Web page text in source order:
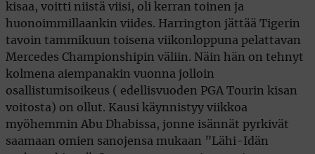
kisaa, voitti niistä viisi, oli kerran toinen ja
huonoimmillaankin viides. Harrington jättää Tigerin
tavoin tammikuun toisena viikonloppuna pelattavan
Mercedes Championshipin väliin. Näin hän on tehnyt
kolmena aiempanakin vuonna jolloin
osallistumisoikeus ( edellisvuoden PGA Tourin kisan
voitosta) on ollut. Kausi käynnistyy viikkoa
myöhemmin Abu Dhabissa, jonne isännät pyrkivät
saamaan omien sanojensa mukaan ”Lähi-Idän